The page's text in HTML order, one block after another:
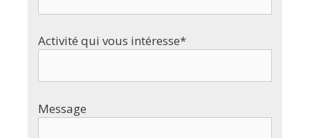
Activité qui vous intéresse*
Message